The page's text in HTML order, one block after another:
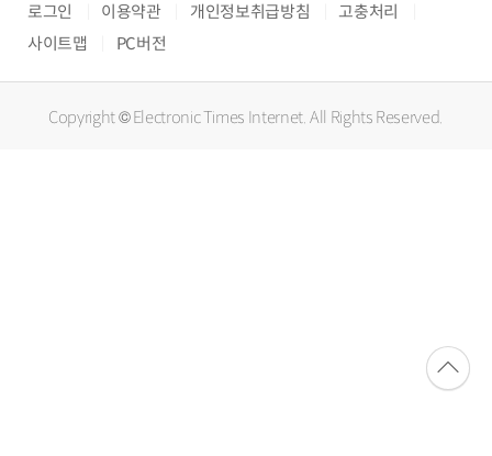
로그인 이용약관 개인정보취급방침
고충처리
사이트맵
PC버전
Copyright © Electronic Times Internet. All Rights Reserved.